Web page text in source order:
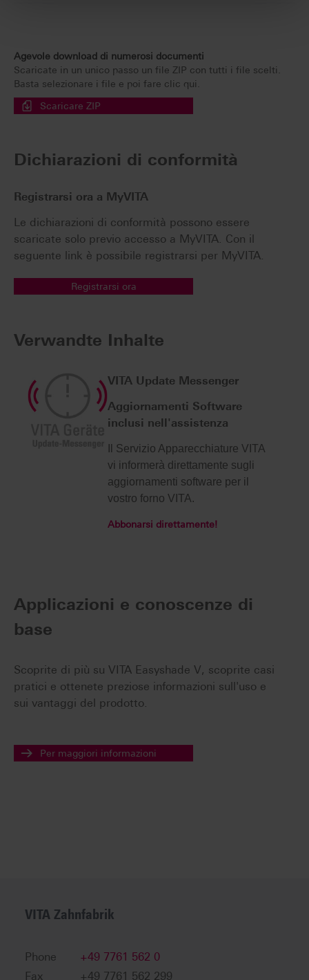
Agevole download di numerosi documenti
Scaricate in un unico passo un file ZIP con tutti i file scelti.
Basta selezionare i file e poi fare clic qui.
Scaricare ZIP
Dichiarazioni di conformità
Registrarsi ora a MyVITA
Le dichiarazioni di conformità possono essere
scaricate solo previo accesso a MyVITA. Con il
seguente link è possibile registrarsi per MyVITA.
Registrarsi ora
Verwandte Inhalte
VITA Update Messenger
Aggiornamenti Software
inclusi nell'assistenza
Il Servizio Apparecchiature VITA
vi informerà direttamente sugli
aggiornamenti software per il
vostro forno VITA.
Abbonarsi direttamente!
Applicazioni e conoscenze di
base
Scoprite di più su VITA Easyshade V, scoprite casi
pratici e ottenete preziose informazioni sull'uso e
sui vantaggi del prodotto.
Per maggiori informazioni
VITA Zahnfabrik
Phone
+49 7761 562 0
Fax
+49 7761 562 299